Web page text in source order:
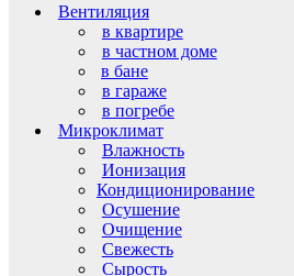
Вентиляция
в квартире
в частном доме
в бане
в гараже
в погребе
Микроклимат
Влажность
Ионизация
Кондиционирование
Осушение
Очищение
Свежесть
Сырость